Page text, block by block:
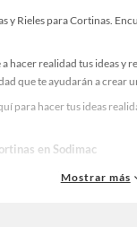
Rieles para Cortinas.
hacer realidad tus ideas
que te ayudarán a crear
para hacer tus ideas
en Sodimac
y renovación deMostrar más